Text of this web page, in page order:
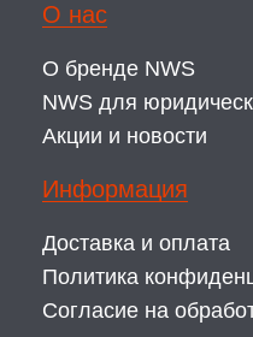
О нас
О бренде NWS
NWS для
Акции и новости
Информация
Доставка и оплата
Политика
Согласие на